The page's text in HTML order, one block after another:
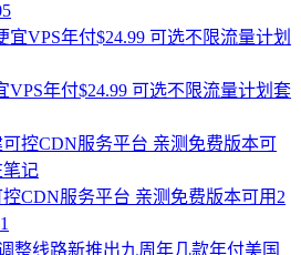
VPS年付$24.99 可选不限流量计划套
CDN服务平台 亲测免费版本可用2